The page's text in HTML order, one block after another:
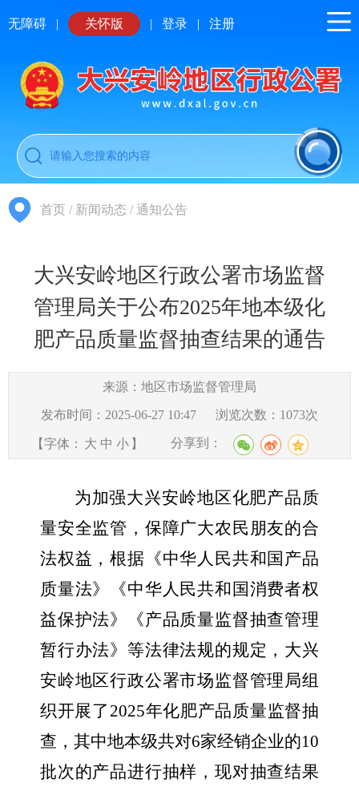
无障碍 | 关怀版 | 登录 | 注册
首页 / 新闻动态 /通知公告
大兴安岭地区行政公署市场监督
管理局关于公布2025年地本级化
肥产品质量监督抽查结果的通告
来源：地区市场监督管理局
发布时间：2025-06-27 10:47 浏览次数： 1073次
【字体： 大 中 小 】 分享到：
为加强大兴安岭地区化肥产品质
量安全监管，保障广大农民朋友的合
法权益，根据《中华人民共和国产品
质量法》《中华人民共和国消费者权
益保护法》
《产品质量监督抽查管理
暂行办法》 等法律法规的规定，大兴
安岭地区行政公署市场监督管理局组
织开展了 2025年化肥产品质量监督抽
查，其中地本级共对6家经销企业的10
批次的产品进行抽样，现对抽查结果